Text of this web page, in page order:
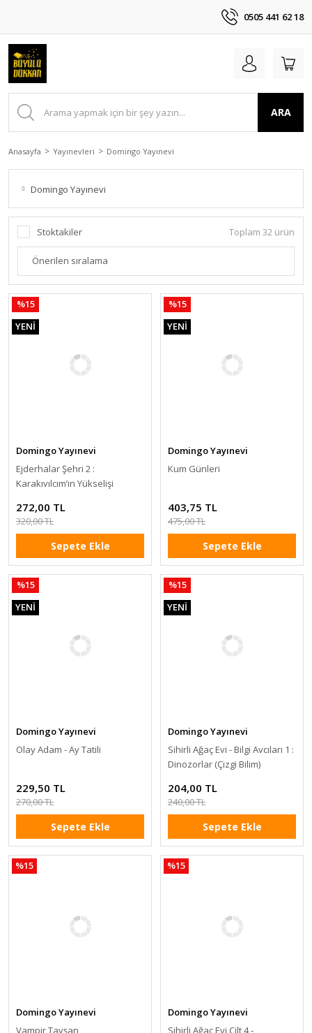
0505 441 62 18
ARA
Anasayfa Yayınevleri Domingo Yayınevi
Domingo Yayınevi
Stoktakiler Toplam 32 ürün
%15
YENİ
Domingo Yayınevi
Ejderhalar Şehri 2 :
Karakıvılcım’ın Yükselişi
272,00 TL
320,00 TL
Sepete Ekle
%15
YENİ
Domingo Yayınevi
Kum Günleri
403,75 TL
475,00 TL
Sepete Ekle
%15
YENİ
Domingo Yayınevi
Olay Adam - Ay Tatili
229,50 TL
270,00 TL
Sepete Ekle
%15
YENİ
Domingo Yayınevi
Sihirli Ağaç Evi - Bilgi Avcıları 1 :
Dinozorlar (Çizgi Bilim)
204,00 TL
240,00 TL
Sepete Ekle
%15
Domingo Yayınevi
Vampir Tavşan
%15
Domingo Yayınevi
Sihirli Ağaç Evi Cilt 4 -